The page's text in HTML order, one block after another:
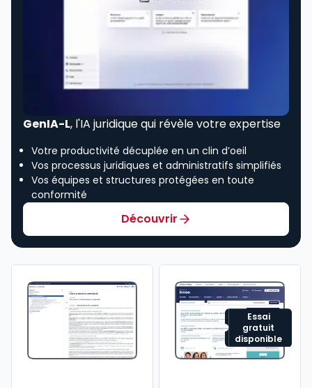
GenIA-L, l'IA juridique qui révèle votre expertise
Votre productivité décuplée en un clin d’oeil
Vos processus juridiques et administratifs simplifiés
Vos équipes et structures protégées en toute
conformité
Découvrir
Essai
gratuit
disponible